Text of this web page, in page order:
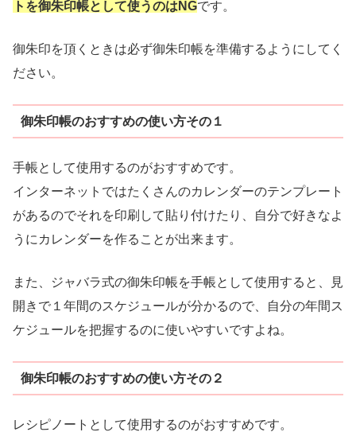
トを御朱印帳として使うのはNGです。
御朱印を頂くときは必ず御朱印帳を準備するようにしてく
ださい。
御朱印帳のおすすめの使い方その１
手帳として使用するのがおすすめです。
インターネットではたくさんのカレンダーのテンプレート
があるのでそれを印刷して貼り付けたり、自分で好きなよ
うにカレンダーを作ることが出来ます。
また、ジャバラ式の御朱印帳を手帳として使用すると、見
開きで１年間のスケジュールが分かるので、自分の年間ス
ケジュールを把握するのに使いやすいですよね。
御朱印帳のおすすめの使い方その２
レシピノートとして使用するのがおすすめです。